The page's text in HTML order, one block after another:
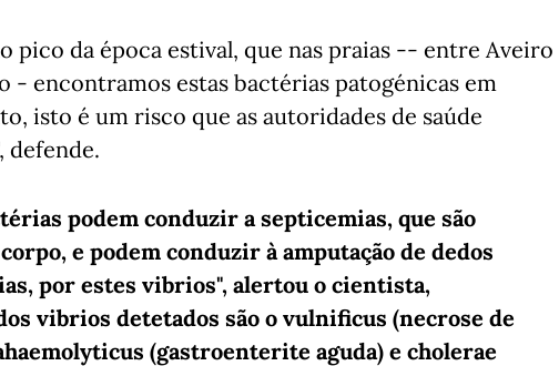
pico da época estival, que nas praias -- entre Aveiro
- encontramos estas bactérias patogénicas em
isto é um risco que as autoridades de saúde
defende.
podem conduzir a septicemias, que são
e podem conduzir à amputação de dedos
por estes vibrios", alertou o cientista,
vibrios detetados são o vulnificus (necrose de
(gastroenterite aguda) e cholerae